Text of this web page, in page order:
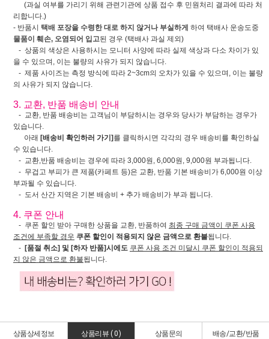
(과실 여부를 가리기 위해 관련기관에 상품 접수 후 민원처리 결과에 따라 처
리합니다.)
- 반품시 택배 포장을 수령한 대로 하지 않거나 부실하게 하여 택배사 운송도중
물품이 훼손, 오염되어 입고된 경우 (택배사 과실 제외)
- 상품의 색상은 사용하시는 모니터 사양에 따라 실제 색상과 다소 차이가 있
을 수 있으며, 이는 불량의 사유가 되지 않습니다.
- 제품 사이즈는 측정 방식에 따라 2~3cm의 오차가 있을 수 있으며, 이는 불량
의 사유가 되지 않습니다.
3. 교환, 반품 배송비 안내
- 교환, 반품 배송비는 고객님이 부담하시는 경우와 당사가 부담하는 경우가
있습니다.
아래 [배송비 확인하러 가기] 를 클릭하시면 각각의 경우 배송비를 확인하실
수 있습니다.
- 교환,반품 배송비는 경우에 따라 3,000원, 6,000원, 9,000원 부과됩니다.
- 무겁고 부피가 큰 제품(카페트 등)은 교환, 반품 기본 배송비가 6,000원 이상
부과될 수 있습니다.
- 도서 산간 지역은 기본 배송비 + 추가 배송비가 부과 됩니다.
4. 쿠폰 안내
- 쿠폰 할인 받아 구매한 상품을 교환, 반품하여 최종 구매 금액이 쿠폰 사용
조건에 부족할 경우 쿠폰 할인이 적용되지 않은 금액으로 환불됩니다.
- [품절 취소] 및 [하자 반품]시에도 쿠폰 사용 조건 미달시 쿠폰 할인이 적용되
지 않은 금액으로 환불됩니다.
상품상세정보 상품리뷰 ( 0) 상품문의 배송/교환/반품